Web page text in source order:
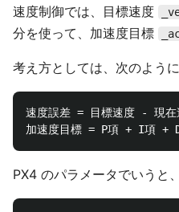
速度制御では、目標速度
分を使って、加速度目標
考え方としては、次のように
速度誤差 = 目標速度 - 現在
PX4 のパラメータでいうと